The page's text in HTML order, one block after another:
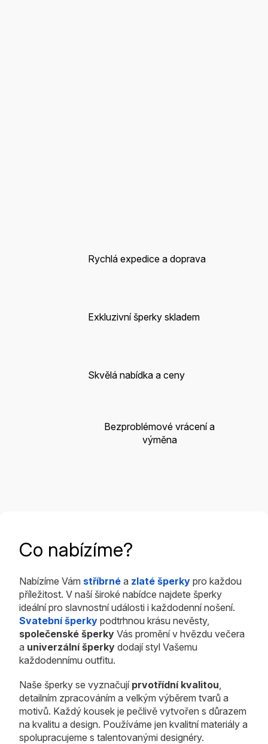
Rychlá expedice a doprava
Exkluzivní šperky skladem
Skvělá nabídka a ceny
Bezproblémové vrácení a
výměna
Co nabízíme?
Nabízíme Vám stříbrné a zlaté šperky pro každou
příležitost. V naší široké nabídce najdete šperky
ideální pro slavnostní události i každodenní nošení.
Svatební šperky podtrhnou krásu nevěsty,
společenské šperky Vás promění v hvězdu večera
a univerzální šperky dodají styl Vašemu
každodennímu outfitu.
Naše šperky se vyznačují prvotřídní kvalitou
detailním zpracováním a velkým výběrem tvarů a
motivů. Každý kousek je pečlivě vytvořen s důrazem
na kvalitu a design. Používáme jen kvalitní materiály a
spolupracujeme s talentovanými designéry.